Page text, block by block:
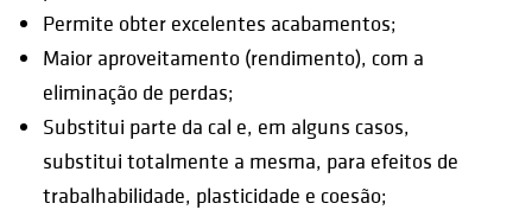
Permite obter excelentes acabamentos;
Maior aproveitamento (rendimento), com a
eliminação de perdas;
Substitui parte da cal e, em alguns casos,
substitui totalmente a mesma, para efeitos de
trabalhabilidade, plasticidade e coesão;